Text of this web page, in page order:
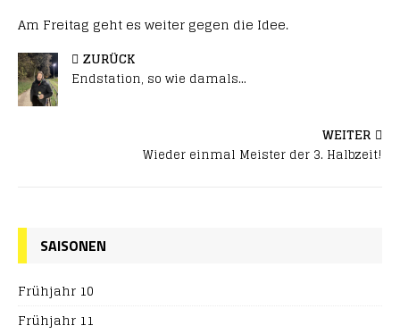
Am Freitag geht es weiter gegen die Idee.
ZURÜCK
Endstation, so wie damals…
WEITER
Wieder einmal Meister der 3. Halbzeit!
SAISONEN
Frühjahr 10
Frühjahr 11